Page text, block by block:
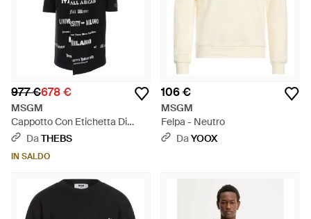
977 €678 €
MSGM
Cappotto Con Etichetta Di
Garanzia - Nero
DaTHEBS
IN SALDO
106 €
MSGM
Felpa - Neutro
DaYOOX